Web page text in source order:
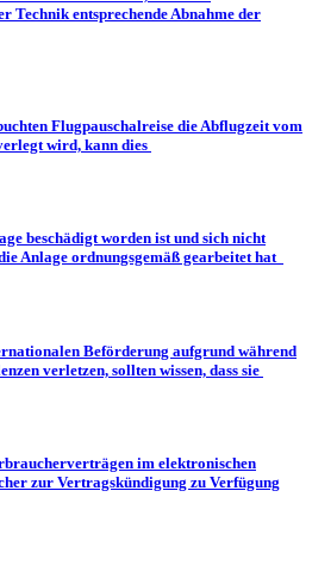
Technik entsprechende Abnahme der
Flugpauschalreise die Abflugzeit vom
wird, kann dies
beschädigt worden ist und sich nicht
Anlage ordnungsgemäß gearbeitet hat
Beförderung aufgrund während
verletzen, sollten wissen, dass sie
im elektronischen
zur Vertragskündigung zu Verfügung